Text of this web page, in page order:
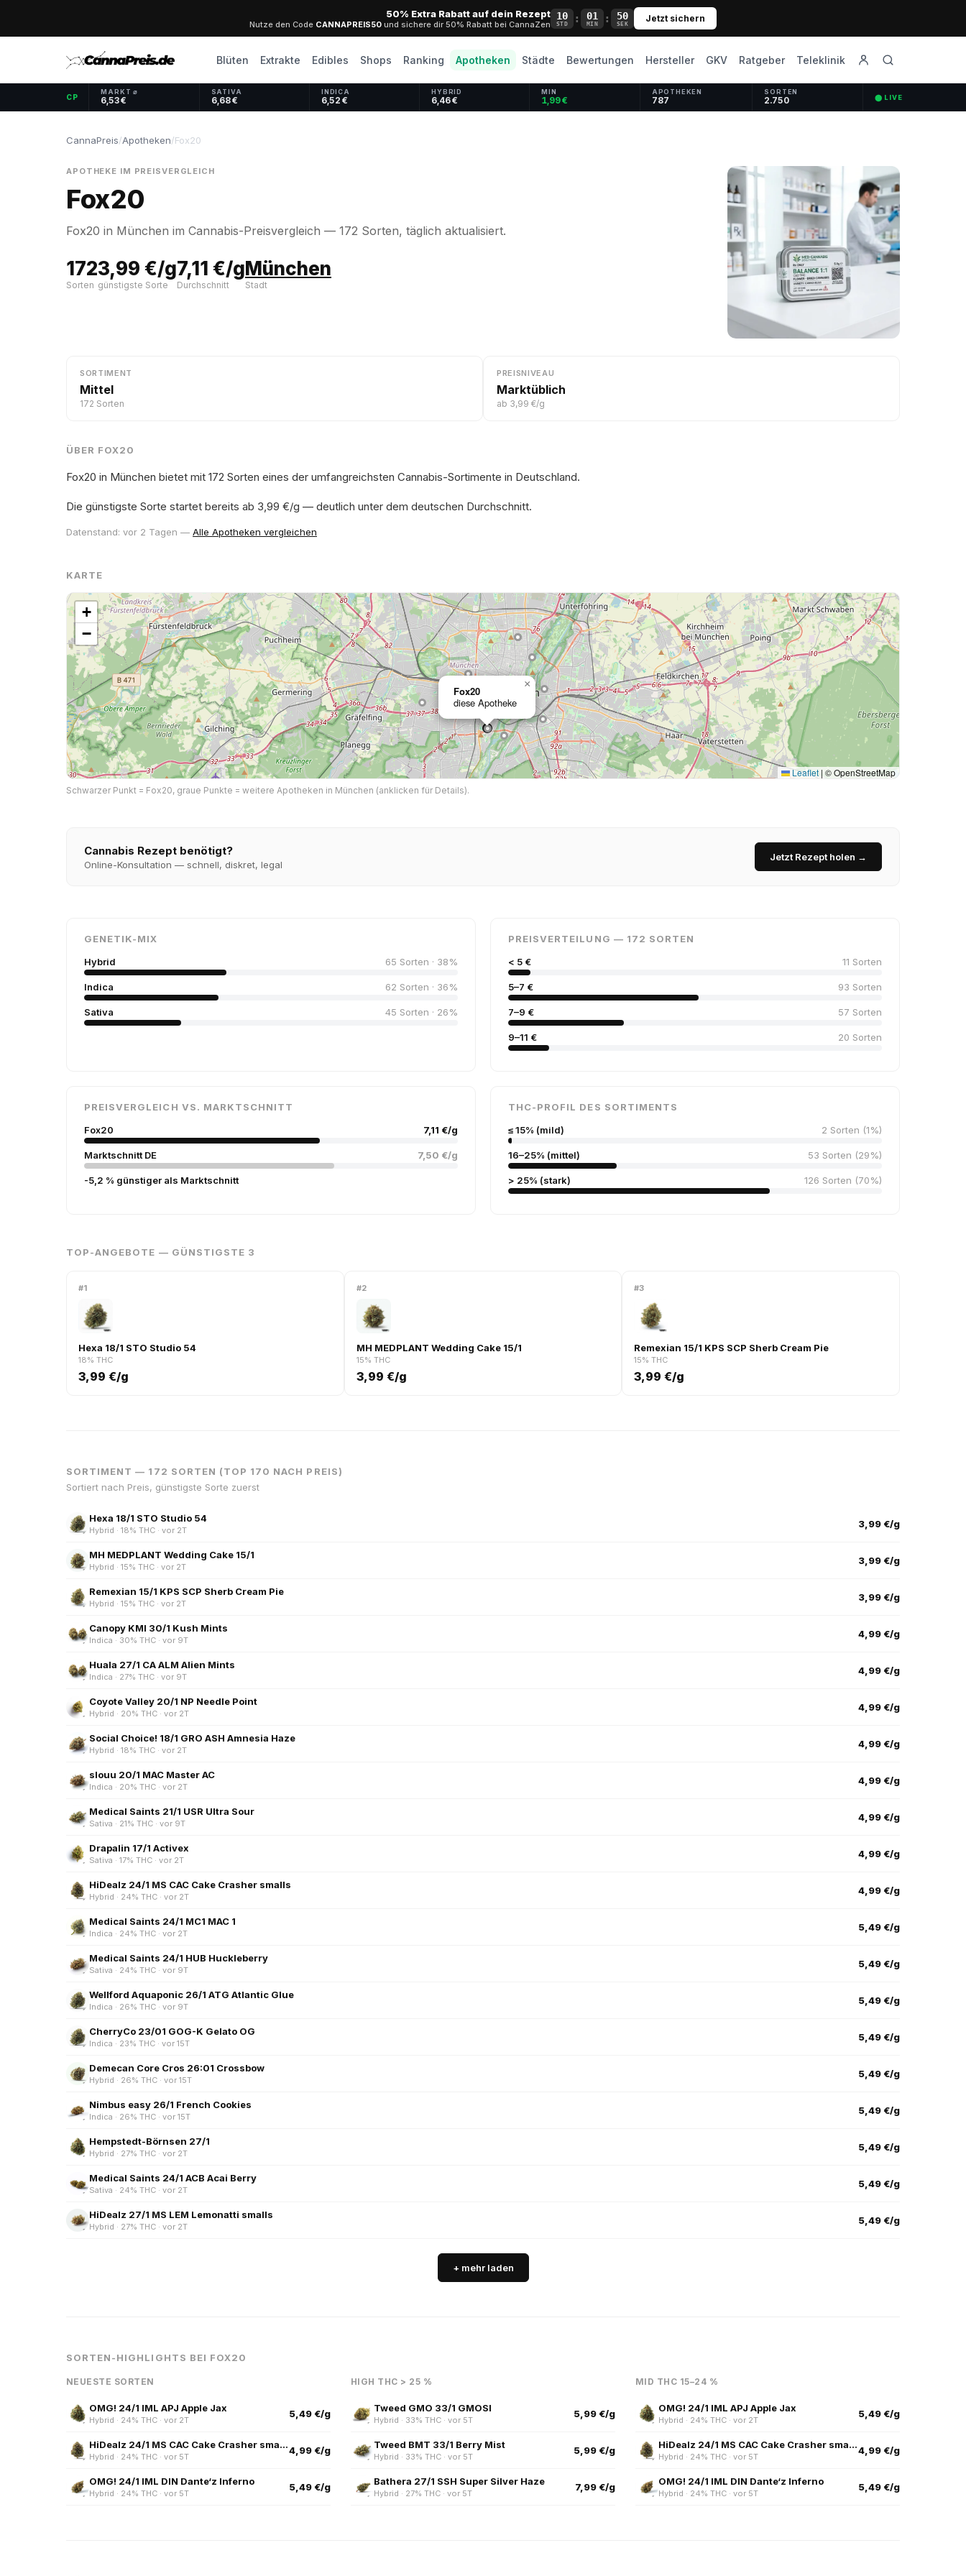
50% Extra Rabatt auf dein Rezept
Nutze den Code CANNAPREIS50 und sichere dir 50% Rabatt bei CannaZen
10
STD : 01
MIN : 49
SEK Jetzt sichern
Blüten Extrakte Edibles Shops Ranking Apotheken Städte Bewertungen Hersteller GKV Ratgeber Teleklinik
CP
MARKT ⌀
6,53 €
SATIVA
6,68 €
INDICA
6,52 €
HYBRID
6,46 €
MIN
1,99 €
APOTHEKEN
787
SORTEN
2.750 ⬤ LIVE
CannaPreis/Apotheken/Fox20
APOTHEKE IM PREISVERGLEICH
Fox20
Fox20 in München im Cannabis-Preisvergleich — 172 Sorten, täglich aktualisiert.
172
Sorten
3,99 €/g
günstigste Sorte
7,11 €/g
Durchschnitt
München
Stadt
SORTIMENT
Mittel
172 Sorten
PREISNIVEAU
Marktüblich
ab 3,99 €/g
ÜBER FOX20
Fox20 in München bietet mit 172 Sorten eines der umfangreichsten Cannabis-Sortimente in Deutschland.
Die günstigste Sorte startet bereits ab 3,99 €/g — deutlich unter dem deutschen Durchschnitt.
Datenstand: vor 2 Tagen — Alle Apotheken vergleichen
KARTE
Fox20
diese Apotheke
×
+
−
Leaflet | © OpenStreetMap
Schwarzer Punkt = Fox20, graue Punkte = weitere Apotheken in München (anklicken für Details).
Cannabis Rezept benötigt?
Online-Konsultation — schnell, diskret, legal
Jetzt Rezept holen →
GENETIK-MIX
Hybrid
65 Sorten · 38%
Indica 62 Sorten · 36%
Sativa 45 Sorten · 26%
PREISVERTEILUNG — 172 SORTEN
< 5 €
11 Sorten
5–7 € 93 Sorten
7–9 € 57 Sorten
9–11 € 20 Sorten
PREISVERGLEICH VS. MARKTSCHNITT
Fox20
7,11 €/g
Marktschnitt DE 7,50 €/g
-5,2 % günstiger als Marktschnitt
THC-PROFIL DES SORTIMENTS
≤ 15% (mild)
2 Sorten (1%)
16–25% (mittel) 53 Sorten (29%)
> 25% (stark) 126 Sorten (70%)
TOP-ANGEBOTE — GÜNSTIGSTE 3
#1
Hexa 18/1 STO Studio 54
18% THC
3,99 €/g
#2
MH MEDPLANT Wedding Cake 15/1
15% THC
3,99 €/g
#3
Remexian 15/1 KPS SCP Sherb Cream Pie
15% THC
3,99 €/g
SORTIMENT — 172 SORTEN (TOP 170 NACH PREIS)
Sortiert nach Preis, günstigste Sorte zuerst
Hexa 18/1 STO Studio 54
Hybrid · 18% THC · vor 2T
3,99 €/g
MH MEDPLANT Wedding Cake 15/1
Hybrid · 15% THC · vor 2T
3,99 €/g
Remexian 15/1 KPS SCP Sherb Cream Pie
Hybrid · 15% THC · vor 2T
3,99 €/g
Canopy KMI 30/1 Kush Mints
Indica · 30% THC · vor 9T
4,99 €/g
Huala 27/1 CA ALM Alien Mints
Indica · 27% THC · vor 9T
4,99 €/g
Coyote Valley 20/1 NP Needle Point
Hybrid · 20% THC · vor 2T
4,99 €/g
Social Choice! 18/1 GRO ASH Amnesia Haze
Hybrid · 18% THC · vor 2T
4,99 €/g
slouu 20/1 MAC Master AC
Indica · 20% THC · vor 2T
4,99 €/g
Medical Saints 21/1 USR Ultra Sour
Sativa · 21% THC · vor 9T
4,99 €/g
Drapalin 17/1 Activex
Sativa · 17% THC · vor 2T
4,99 €/g
HiDealz 24/1 MS CAC Cake Crasher smalls
Hybrid · 24% THC · vor 2T
4,99 €/g
Medical Saints 24/1 MC1 MAC 1
Indica · 24% THC · vor 2T
5,49 €/g
Medical Saints 24/1 HUB Huckleberry
Sativa · 24% THC · vor 9T
5,49 €/g
Wellford Aquaponic 26/1 ATG Atlantic Glue
Indica · 26% THC · vor 9T
5,49 €/g
CherryCo 23/01 GOG-K Gelato OG
Indica · 23% THC · vor 15T
5,49 €/g
Demecan Core Cros 26:01 Crossbow
Hybrid · 26% THC · vor 15T
5,49 €/g
Nimbus easy 26/1 French Cookies
Indica · 26% THC · vor 15T
5,49 €/g
Hempstedt-Börnsen 27/1
Hybrid · 27% THC · vor 2T
5,49 €/g
Medical Saints 24/1 ACB Acai Berry
Sativa · 24% THC · vor 2T
5,49 €/g
HiDealz 27/1 MS LEM Lemonatti smalls
Hybrid · 27% THC · vor 2T
5,49 €/g
+ mehr laden
SORTEN-HIGHLIGHTS BEI FOX20
NEUESTE SORTEN
OMG! 24/1 IML APJ Apple Jax
Hybrid · 24% THC · vor 2T
5,49 €/g
HiDealz 24/1 MS CAC Cake Crasher smalls
Hybrid · 24% THC · vor 5T
4,99 €/g
OMG! 24/1 IML DIN Dante‘z Inferno
Hybrid · 24% THC · vor 5T
5,49 €/g
HIGH THC > 25 %
Tweed GMO 33/1 GMOSI
Hybrid · 33% THC · vor 5T
5,99 €/g
Tweed BMT 33/1 Berry Mist
Hybrid · 33% THC · vor 5T
5,99 €/g
Bathera 27/1 SSH Super Silver Haze
Hybrid · 27% THC · vor 5T
7,99 €/g
MID THC 15–24 %
OMG! 24/1 IML APJ Apple Jax
Hybrid · 24% THC · vor 2T
5,49 €/g
HiDealz 24/1 MS CAC Cake Crasher smalls
Hybrid · 24% THC · vor 5T
4,99 €/g
OMG! 24/1 IML DIN Dante‘z Inferno
Hybrid · 24% THC · vor 5T
5,49 €/g